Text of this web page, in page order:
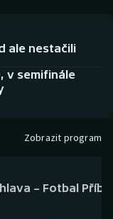
ale nestačili
v semifinále
Zobrazit program
– Fotbal